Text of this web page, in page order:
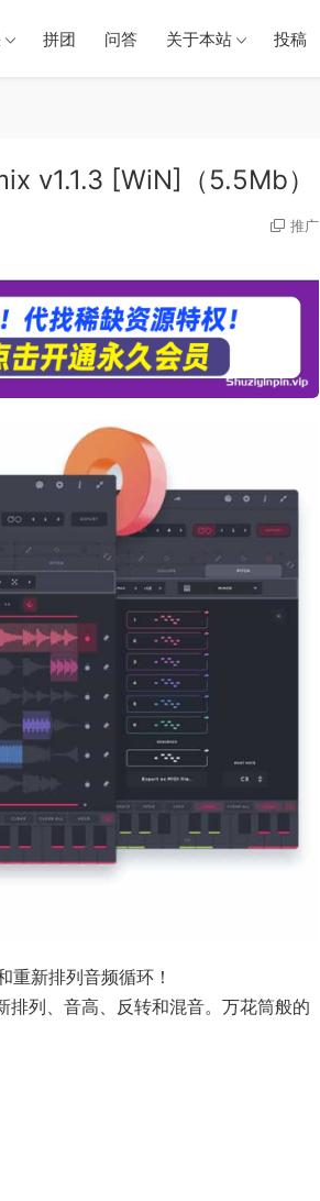
拼团 问答 关于本站 投稿
v1.1.3 [WiN]（5.5Mb）
推广
新排列音频循环！
列、音高、反转和混音。万花筒般的